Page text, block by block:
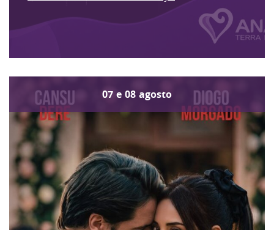
07 e 08 agosto